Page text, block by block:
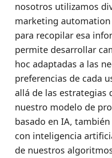
nosotros utilizamos
marketing
para recopilar esa
permite desarrollar
hoc adaptadas a las
preferencias de cada
allá de las estrategias
nuestro modelo de
basado en IA,
con inteligencia
de nuestros